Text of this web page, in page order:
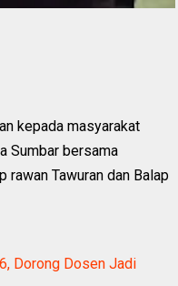
kepada masyarakat
Sumbar bersama
Tawuran dan Balap
Dorong Dosen Jadi